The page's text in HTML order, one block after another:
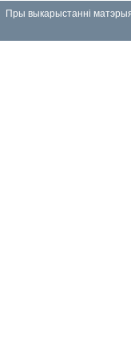
Пры выкарыстанні